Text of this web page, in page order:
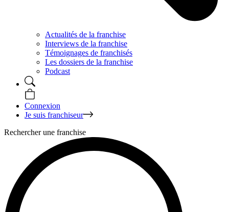
Actualités de la franchise
Interviews de la franchise
Témoignages de franchisés
Les dossiers de la franchise
Podcast
Connexion
Je suis franchiseur
Rechercher une franchise